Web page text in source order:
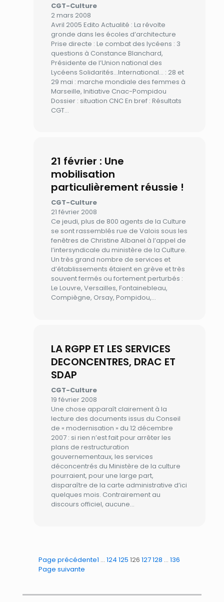
CGT-Culture
2 mars 2008
Avril 2005 Edito Actualité : La révolte
gronde dans les écoles d’architecture
Prise directe : Le combat des lycéens : 3
questions à Constance Blanchard,
Présidente de l’Union national des
Lycéens Solidarités…International… : 28 et
29 mai : marche mondiale des femmes à
Marseille, Initiative Cnac-Pompidou
Dossier : situation CNC En bref : Résultats
CGT…
21 février : Une
mobilisation
particulièrement réussie !
CGT-Culture
21 février 2008
Ce jeudi, plus de 800 agents de la Culture
se sont rassemblés rue de Valois sous les
fenêtres de Christine Albanel à l’appel de
l’intersyndicale du ministère de la Culture.
Un très grand nombre de services et
d’établissements étaient en grève et très
souvent fermés ou fortement perturbés :
Le Louvre, Versailles, Fontainebleau,
Compiègne, Orsay, Pompidou,…
LA RGPP ET LES SERVICES
DECONCENTRES, DRAC ET
SDAP
CGT-Culture
19 février 2008
Une chose apparaît clairement à la
lecture des documents issus du Conseil
de « modernisation » du 12 décembre
2007 : si rien n’est fait pour arrêter les
plans de restructuration
gouvernementaux, les services
déconcentrés du Ministère de la culture
pourraient, pour une large part,
disparaître de la carte administrative d’ici
quelques mois. Contrairement au
discours officiel, aucune…
Page précédente1 … 124 125 126 127128 … 136
Page suivante